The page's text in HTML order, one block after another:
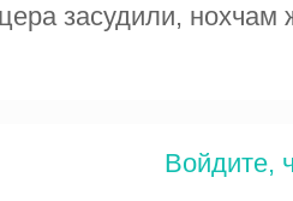
засудили, нохчам
Войдите,